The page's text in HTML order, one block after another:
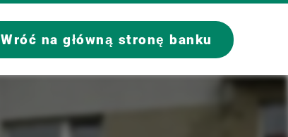
Wróć na główną stronę banku